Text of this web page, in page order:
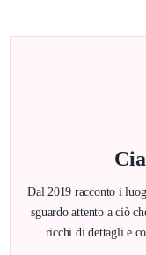
Dal 2019 racconto i
sguardo attento a ciò
ricchi di dettagli e